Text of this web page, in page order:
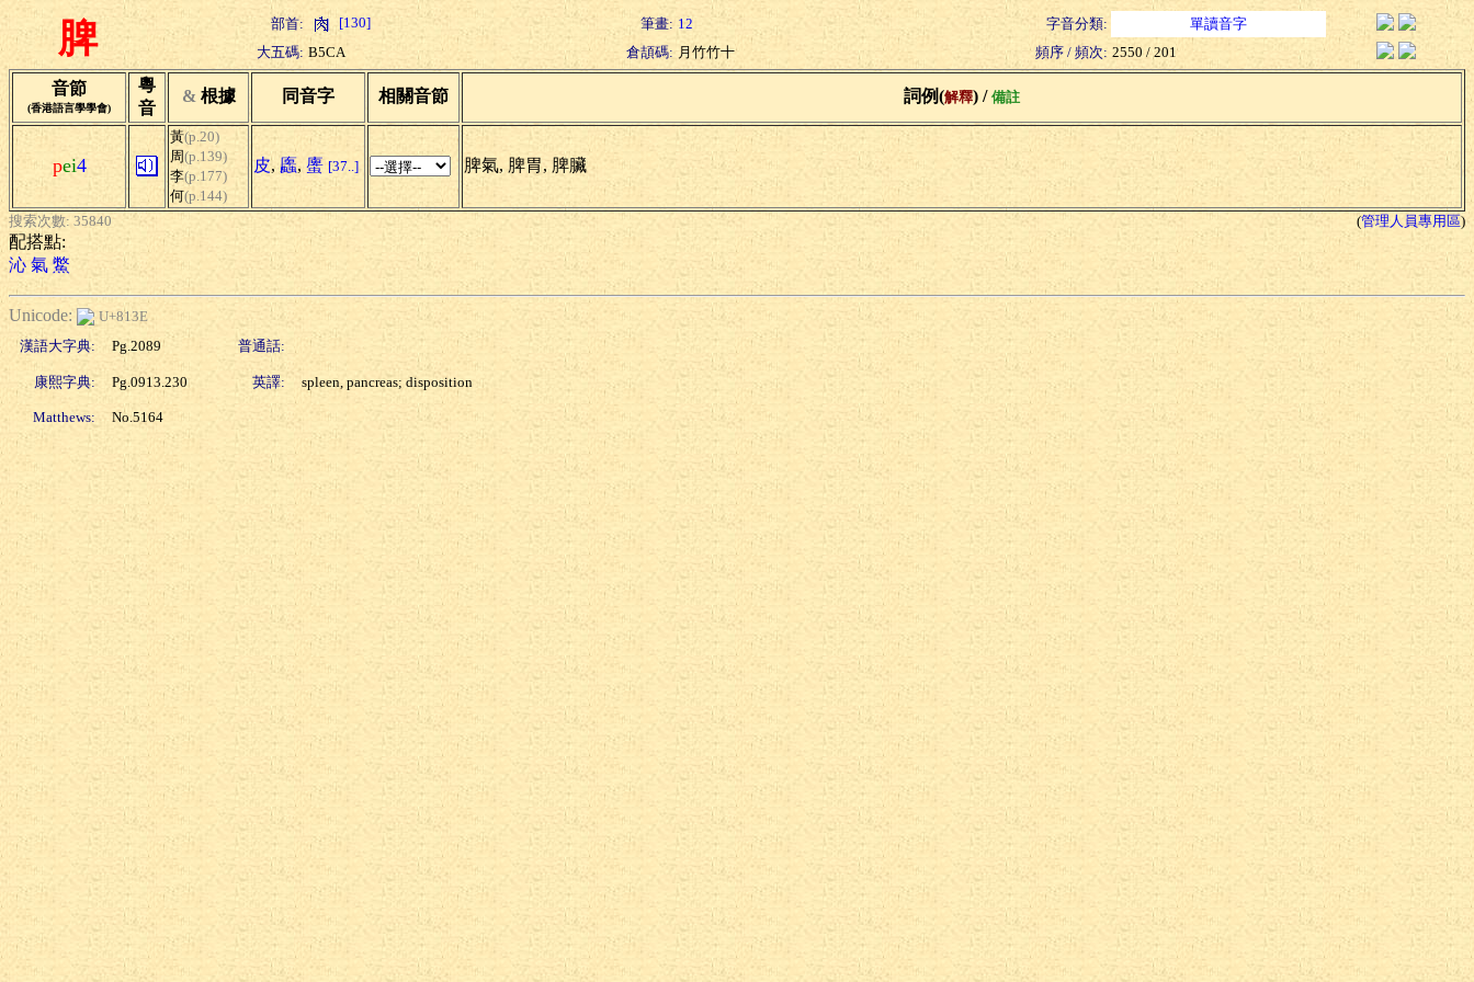
脾 部首: [130] 筆畫: 12 字音分類:
單讀音字
大五碼: B5CA 倉頡碼: 月竹竹十 頻序 / 頻次: 2550 / 201
音節
(香港語言學學會)
粵
音
& 根據 同音字 相關音節 詞例(解釋) / 備註
pei4
黃(p.20)
周(p.139)
李(p.177)
何(p.144)
皮, 蠯, 螷 [37..] 脾氣, 脾胃, 脾臟
搜索次數: 35840 (管理人員專用區)
配搭點:
沁 氣 鱉
Unicode:
U+813E
漢語大字典:
Pg.2089 普通話:
康熙字典: Pg.0913.230 英譯: spleen, pancreas; disposition
Matthews: No.5164